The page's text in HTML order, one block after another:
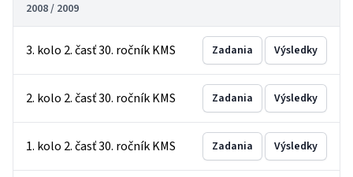
2008 / 2009
3. kolo 2. časť 30. ročník KMS Zadania Výsledky
2. kolo 2. časť 30. ročník KMS Zadania Výsledky
1. kolo 2. časť 30. ročník KMS Zadania Výsledky